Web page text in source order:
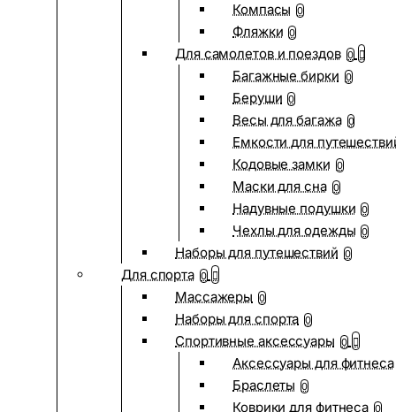
Компасы 0
Фляжки 0
Для самолетов и поездов 0
Багажные бирки 0
Беруши 0
Весы для багажа 0
Емкости для
Кодовые замки 0
Маски для сна 0
Надувные подушки 0
Чехлы для одежды 0
Наборы для путешествий 0
Для спорта 0
Массажеры 0
Наборы для спорта 0
Спортивные аксессуары 0
Аксессуары для фитнеса
Браслеты 0
Коврики для фитнеса 0